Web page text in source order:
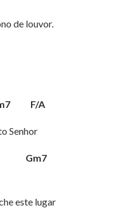
de louvor.
F/A
Senhor
este lugar